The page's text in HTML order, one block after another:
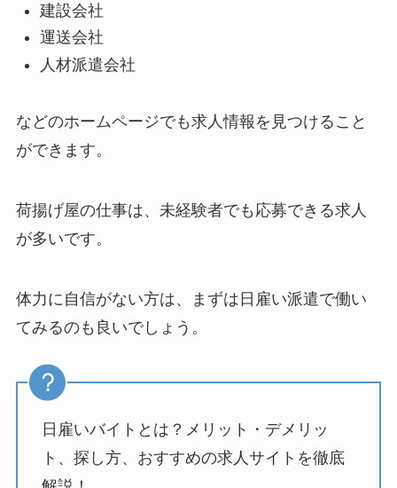
建設会社
運送会社
人材派遣会社
などのホームページでも求人情報を見つけること
ができます。
荷揚げ屋の仕事は、未経験者でも応募できる求人
が多いです。
体力に自信がない方は、まずは日雇い派遣で働い
てみるのも良いでしょう。
日雇いバイトとは？メリット・デメリッ
ト、探し方、おすすめの求人サイトを徹底